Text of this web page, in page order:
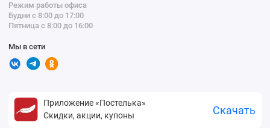
Режим работы офиса
Будни с 8:00 до 17:00
Пятница с 8:00 до 16:00
Мы в сети
Приложение «Постелька»
Скидки, акции, купоны
Скачать